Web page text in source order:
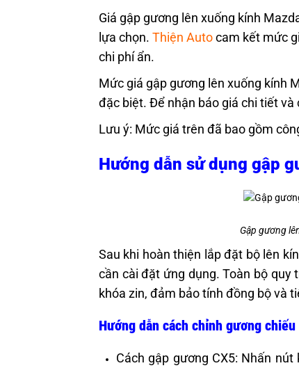
Giá gập gương lên xuống kính
lựa chọn. Thiện Autocam kết mức
chi phí ẩn.
Mức giá gập gương lên xuống kính
đặc biệt. Để nhận báo giá chi tiết
Lưu ý: Mức giá trên đã bao gồm
Hướng dẫn sử dụng gập
Gập gương
Sau khi hoàn thiện lắp đặt bộ lên
cần cài đặt ứng dụng. Toàn bộ
khóa zin, đảm bảo tính đồng bộ và
Hướng dẫn cách chỉnh gương chiếu
Cách gập gương CX5: Nhấn